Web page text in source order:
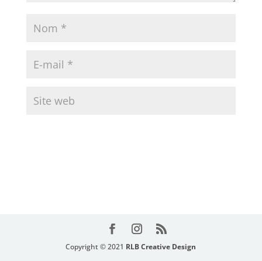
Copyright © 2021 RLB Creative Design